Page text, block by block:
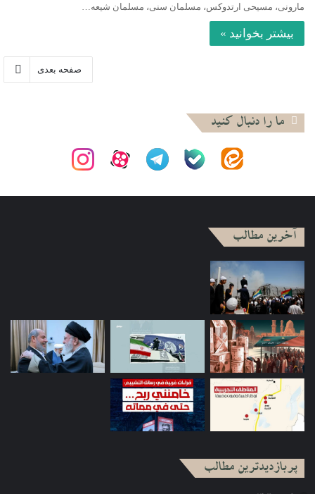
مارونی، مسیحی ارتدوکس، مسلمان سنی، مسلمان شیعه…
بیشتر بخوانید »
صفحه بعدی
ما را دنبال کنید
آخرین مطالب
پربازدیدترین مطالب